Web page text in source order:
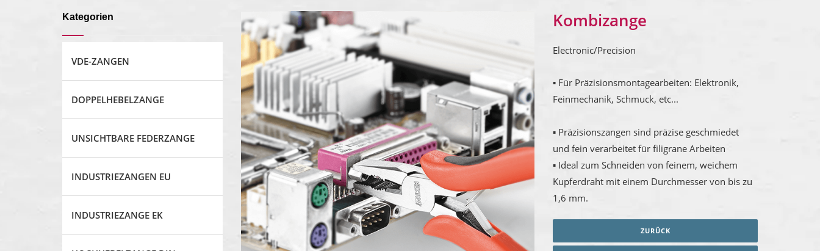
Kategorien
VDE-ZANGEN
DOPPELHEBELZANGE
UNSICHTBARE FEDERZANGE
INDUSTRIEZANGEN EU
INDUSTRIEZANGE EK
Kombizange
Electronic/Precision
▪ Für Präzisionsmontagearbeiten: Elektronik,
Feinmechanik, Schmuck, etc...
▪ Präzisionszangen sind präzise geschmiedet
und fein verarbeitet für filigrane Arbeiten
▪ Ideal zum Schneiden von feinem, weichem
Kupferdraht mit einem Durchmesser von bis zu
1,6 mm.
ZURÜCK